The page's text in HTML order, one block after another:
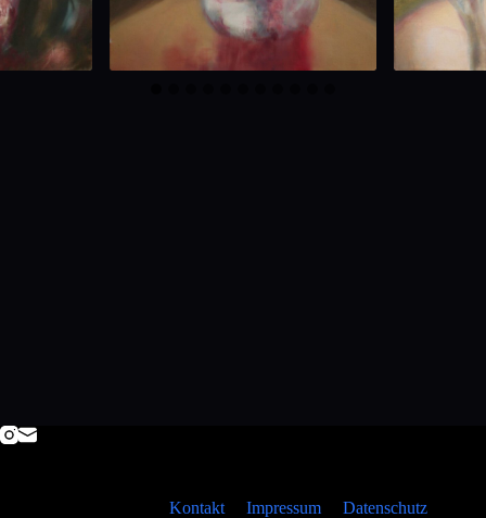
Kontakt Impressum Datenschutz